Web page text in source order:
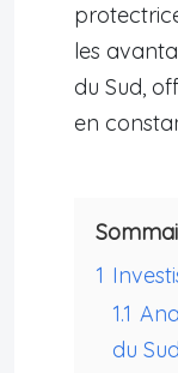
les
du Sud,
en
1
1.1
du Sud